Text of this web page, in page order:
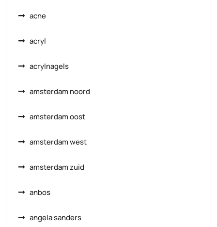
acne
acryl
acrylnagels
amsterdam noord
amsterdam oost
amsterdam west
amsterdam zuid
anbos
angela sanders